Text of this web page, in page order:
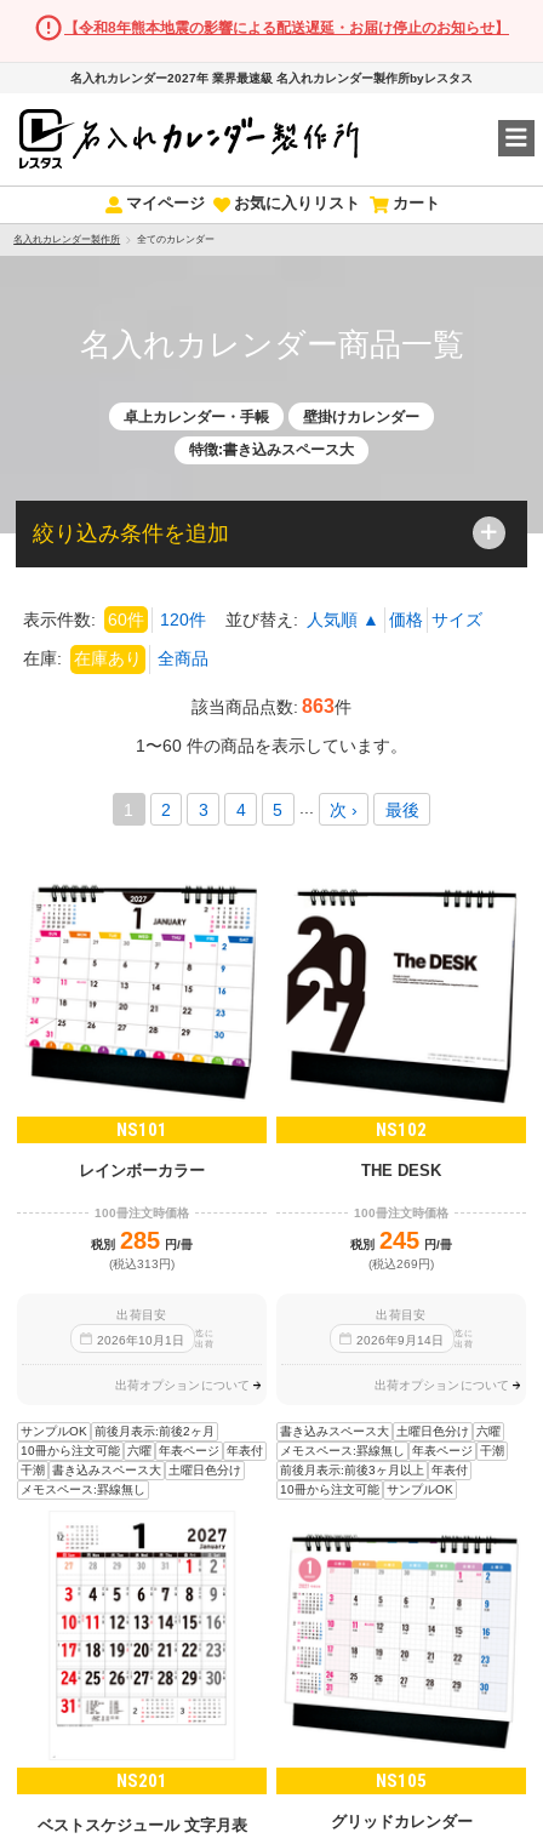
【令和8年熊本地震の影響による配送遅延・お届け停止のお知らせ】
名入れカレンダー2027年 業界最速級 名入れカレンダー製作所byレスタス
マイページ お気に入りリスト カート
名入れカレンダー製作所 全てのカレンダー
名入れカレンダー商品一覧
卓上カレンダー・手帳
壁掛けカレンダー
特徴:書き込みスペース大
絞り込み条件を追加
表示件数: 60件 120件 並び替え: 人気順 ▲ 価格 サイズ
在庫:
該当商品点数: 863件
1〜60 件の商品を表示しています。
1 2 3 4 5 次 › 最後
NS101
レインボーカラー
100冊注文時価格
税別 285 円/冊
(税込313円)
出荷目安
2026年10 月 1 日
迄に
出荷
出荷オプションについて
サンプルOK
前後月表示:前後2ヶ月
10冊から注文可能 六曜 年表ページ
年表付
干潮 書き込みスペース大
土曜日色分け
メモスペース:罫線無し
NS102
THE DESK
100冊注文時価格
税別 245 円/冊
(税込269円)
出荷目安
2026年9 月 14日
迄に
出荷
出荷オプションについて
書き込みスペース大 土曜日色分け
六曜
メモスペース:罫線無し
年表ページ
干潮
前後月表示:前後3ヶ月以上
年表付
10冊から注文可能 サンプルOK
NS201
ベストスケジュール 文字月表
NS105
グリッドカレンダー